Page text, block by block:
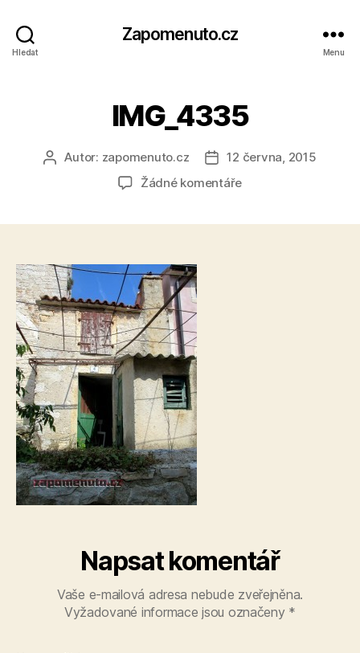
Hledat
Zapomenuto.cz
Menu
IMG_4335
AutorAutor: zapomenuto.cz
Datum
příspěvku
12 června, 2015
Žádné komentářeu
Napsat komentář
Vaše e-mailová adresa nebude zveřejněna.
Vyžadované informace jsou označeny *